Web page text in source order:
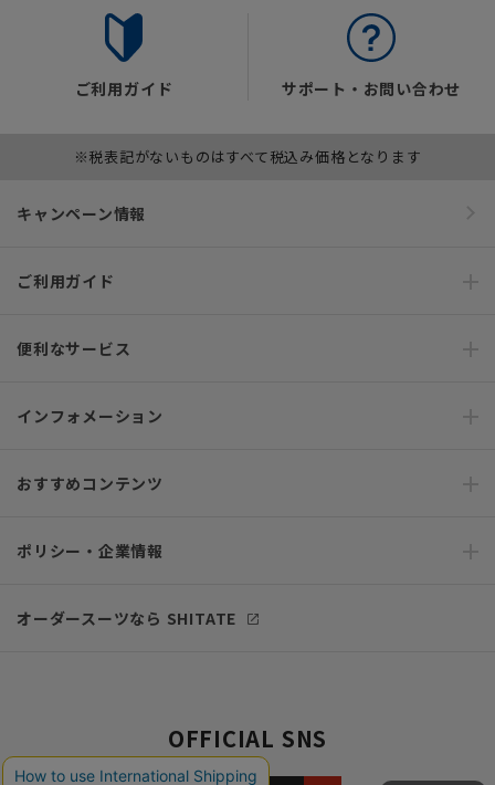
ご利用ガイド サポート・お問い合わせ
※税表記がないものはすべて税込み価格となります
キャンペーン情報
ご利用ガイド
便利なサービス
インフォメーション
おすすめコンテンツ
ポリシー・企業情報
オーダースーツなら SHITATE
OFFICIAL SNS